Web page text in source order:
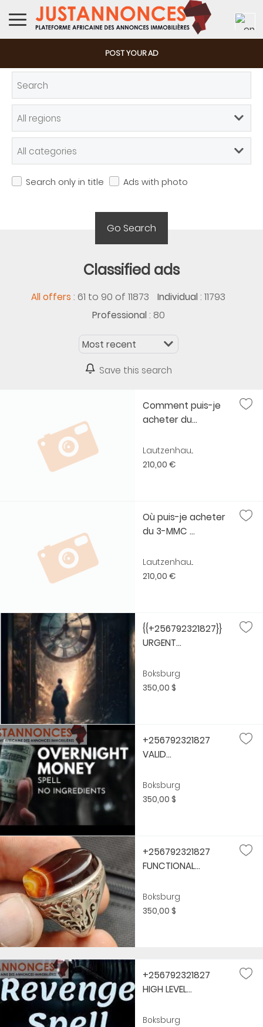
POST YOUR AD
Wanted Online shops
Search only in title Ads with photo
Classified ads
All offers : 61 to 90 of 11873 Individual : 11793
Professional : 80
Save this search
Comment puis-je
acheter du...
Lautzenhau...
210,00 €
Où puis-je acheter
du 3-MMC ...
Lautzenhau...
210,00 €
{{+256792321827}}
URGENT...
Boksburg
350,00 $
+256792321827
VALID...
Boksburg
350,00 $
+256792321827
FUNCTIONAL...
Boksburg
350,00 $
+256792321827
HIGH LEVEL...
Boksburg